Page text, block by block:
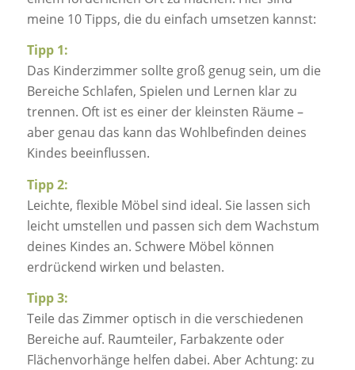
meine 10 Tipps, die du einfach umsetzen kannst:
Tipp 1:
Das Kinderzimmer sollte groß genug sein, um die
Bereiche Schlafen, Spielen und Lernen klar zu
trennen. Oft ist es einer der kleinsten Räume –
aber genau das kann das Wohlbefinden deines
Kindes beeinflussen.
Tipp 2:
Leichte, flexible Möbel sind ideal. Sie lassen sich
leicht umstellen und passen sich dem Wachstum
deines Kindes an. Schwere Möbel können
erdrückend wirken und belasten.
Tipp 3:
Teile das Zimmer optisch in die verschiedenen
Bereiche auf. Raumteiler, Farbakzente oder
Flächenvorhänge helfen dabei. Aber Achtung: zu